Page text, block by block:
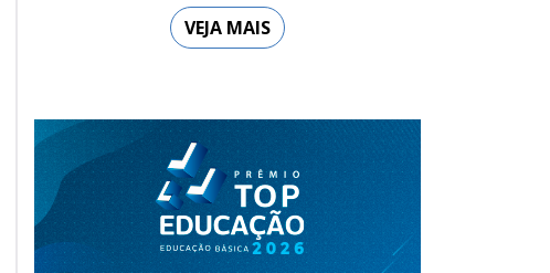
VEJA MAIS